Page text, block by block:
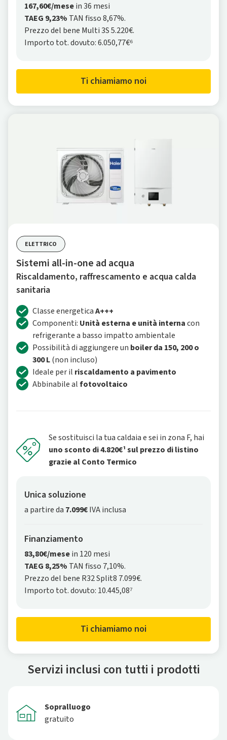
167,60€/mesein 36 mesi
TAEG 9,23% TAN fisso 8,67%.
Prezzo del bene Multi 3S 5.220€.
Importo tot. dovuto: 6.050,77€⁶
Ti chiamiamo noi
ELETTRICO
Sistemi all-in-one ad acqua
Riscaldamento, raffrescamento e acqua calda
sanitaria
Classe energeticaA+++
Componenti: Unità esterna e unità internacon
refrigerante a basso impatto ambientale
Possibilità di aggiungere un boiler da 150, 200 o
300 L(non incluso)
Ideale per il riscaldamento a pavimento
Abbinabile alfotovoltaico
Se sostituisci la tua caldaia e sei in zona F, hai
uno sconto di 4.820€¹ sul prezzo di listino
grazie al Conto Termico
Unica soluzione
a partire da 7.099€IVA inclusa
Finanziamento
83,80€/mesein 120 mesi
TAEG 8,25% TAN fisso 7,10%.
Prezzo del bene R32 Split8 7.099€.
Importo tot. dovuto: 10.445,08⁷
Ti chiamiamo noi
Servizi inclusi con tutti i prodotti
Sopralluogo
gratuito